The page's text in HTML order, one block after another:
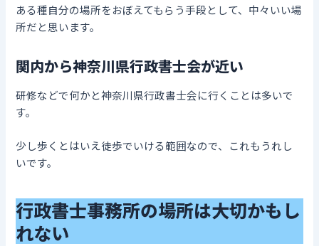
ある種自分の場所をおぼえてもらう手段として、中々いい場
所だと思います。
関内から神奈川県行政書士会が近い
研修などで何かと神奈川県行政書士会に行くことは多いで
す。
少し歩くとはいえ徒歩でいける範囲なので、これもうれし
いです。
行政書士事務所の場所は大切かもし
れない